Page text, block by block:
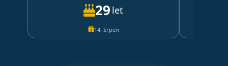
29 let
14. Srpen